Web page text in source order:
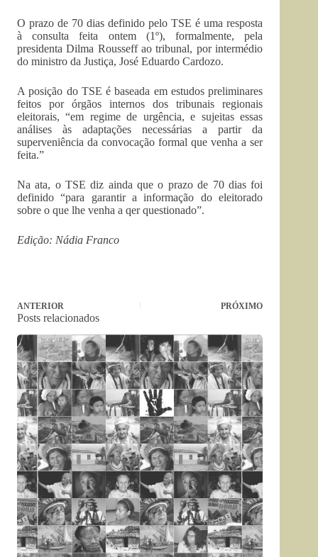
O prazo de 70 dias definido pelo TSE é uma resposta
à consulta feita ontem (1º), formalmente, pela
presidenta Dilma Rousseff ao tribunal, por intermédio
do ministro da Justiça, José Eduardo Cardozo.
A posição do TSE é baseada em estudos preliminares
feitos por órgãos internos dos tribunais regionais
eleitorais, “em regime de urgência, e sujeitas essas
análises às adaptações necessárias a partir da
superveniência da convocação formal que venha a ser
feita.”
Na ata, o TSE diz ainda que o prazo de 70 dias foi
definido “para garantir a informação do eleitorado
sobre o que lhe venha a qer questionado”.
Edição: Nádia Franco
ANTERIOR PRÓXIMO
Posts relacionados